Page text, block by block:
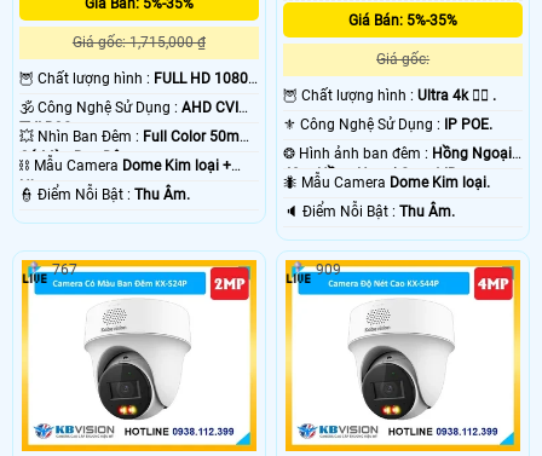
Giá Bán: 5%-35%
Giá gốc: 1,715,000 ₫
🦉 Chất lượng hình : FULL HD 1080P
🕉️ Công Nghệ Sử Dụng : AHD CVI
TVI BCS.
💥 Nhìn Ban Đêm : Full Color 50m
Có Màu Ban Ðêm.
⛓ Mẫu Camera Dome Kim loại +
Nhựa.
️👮 Điểm Nỗi Bật : Thu Âm.
Giá Bán: 5%-35%
Giá gốc:
🦉 Chất lượng hình :Ultra 4k 👍🏾 .
⚜️ Công Nghệ Sử Dụng :
IP POE.
❂ Hình ảnh ban đêm : Hồng Ngoại
40m Hồng Ngoại Smart IR.
🐜 Mẫu Camera Dome Kim loại.
️🔈 Điểm Nỗi Bật :Thu Âm.
767 909